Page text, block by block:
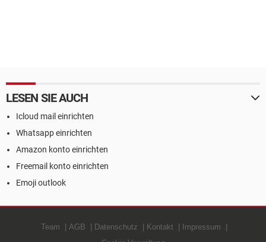
LESEN SIE AUCH
Icloud mail einrichten
Whatsapp einrichten
Amazon konto einrichten
Freemail konto einrichten
Emoji outlook
Team AGB Datenschutz Kontakt
Impressum